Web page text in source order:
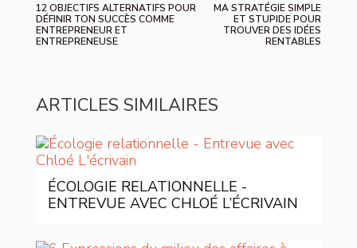
12 OBJECTIFS ALTERNATIFS POUR
DÉFINIR TON SUCCÈS COMME
ENTREPRENEUR ET
ENTREPRENEUSE
MA STRATÉGIE SIMPLE
ET STUPIDE POUR
TROUVER DES IDÉES
RENTABLES
ARTICLES SIMILAIRES
ÉCOLOGIE RELATIONNELLE -
ENTREVUE AVEC CHLOÉ L’ÉCRIVAIN